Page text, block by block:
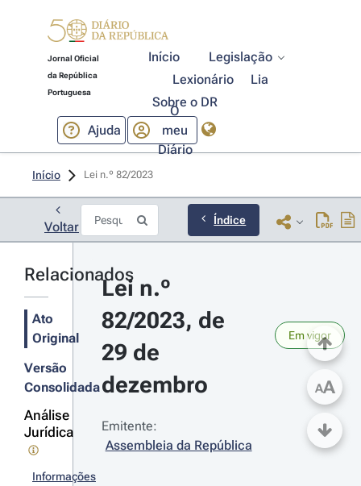
Jornal Oficial
da República
Portuguesa
Início
Legislação
Lexionário
Lia
Sobre o DR
Ajuda
O
meu
Diário
Início Lei n.º 82/2023
Voltar Índice
Relacionados
Ato
Original
Versão
Consolidada
Análise
Jurídica
Informações
Lei n.º
82/2023, de
29 de
dezembro
Em vigor
Emitente:
Assembleia da República
AA